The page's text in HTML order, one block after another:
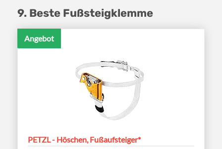
9. Beste Fußsteigklemme
Angebot
PETZL - Höschen, Fußaufsteiger*